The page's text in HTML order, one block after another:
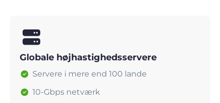
Globale højhastighedsservere
Servere i mere end 100 lande
10-Gbps netværk